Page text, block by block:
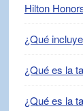
Hilton
¿Qué
¿Qué es la
¿Qué es la